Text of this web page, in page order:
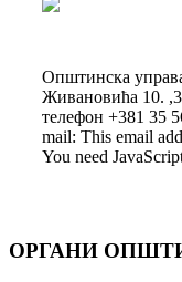
Општинска
Живановића 10.
телефон +381 35
mail: This email
You need
ОРГАНИ